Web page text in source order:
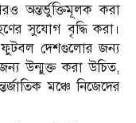
অন্তর্ভুক্তিমূলক করা
সুযোগ বৃদ্ধি করা।
ফুটবল দেশগুলোর জন্য
উন্মুক্ত করা উচিত,
মঞ্চে নিজেদের